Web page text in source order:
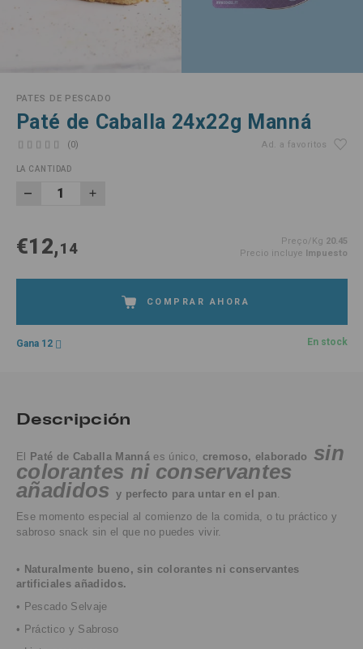
PATES DE PESCADO
Paté de Caballa 24x22g Manná
(0) Ad. a favoritos
LA CANTIDAD
€12,14 Preço/Kg 20.45
Precio incluye
Impuesto
COMPRAR AHORA
Gana 12 En stock
Descripción
El Paté de Caballa Manná es único, cremoso, elaborado sin
colorantes ni conservantes
añadidos y perfecto para untar en el pan
Ese momento especial al comienzo de la comida, o tu práctico y
sabroso snack sin el que no puedes vivir.
• Naturalmente bueno, sin colorantes ni conservantes
artificiales añadidos.
• Pescado Selvaje
• Práctico y Sabroso